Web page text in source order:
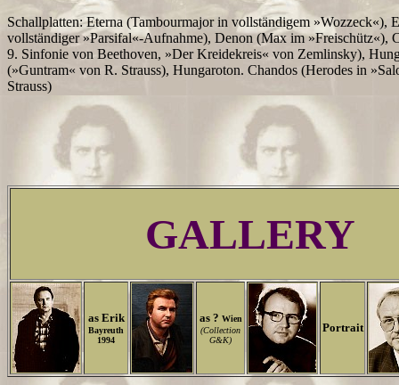
Schallplatten: Eterna (Tambourmajor in vollständigem »Wozzeck«),
vollständiger »Parsifal«-Aufnahme), Denon (Max im »Freischütz«),
9. Sinfonie von Beethoven, »Der Kreidekreis« von Zemlinsky),
(»Guntram« von R. Strauss), Hungaroton. Chandos (Herodes in
Strauss)
GALLERY
as Erik
Bayreuth
1994
as ? Wien
(Collection
G&K)
Portrait